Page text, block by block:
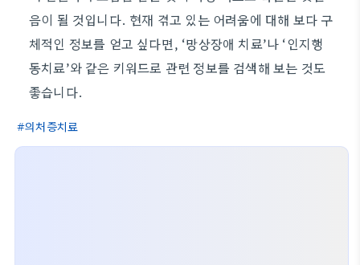
음이 될 것입니다. 현재 겪고 있는 어려움에 대해 보다 구
체적인 정보를 얻고 싶다면, ‘망상장애 치료’나 ‘인지행
동치료’와 같은 키워드로 관련 정보를 검색해 보는 것도
좋습니다.
의처증치료